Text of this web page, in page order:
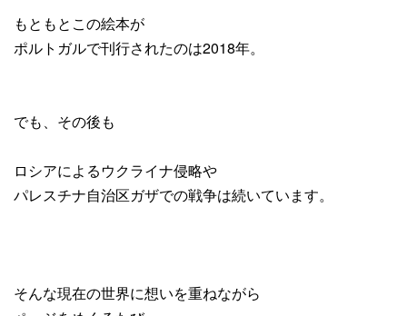
もともとこの絵本が
ポルトガルで刊行されたのは2018年。
でも、その後も
ロシアによるウクライナ侵略や
パレスチナ自治区ガザでの戦争は続いています。
そんな現在の世界に想いを重ねながら